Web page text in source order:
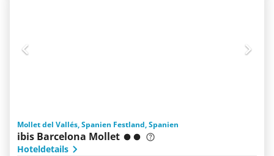
Mollet del Vallés, Spanien Festland, Spanien
ibis Barcelona Mollet
Hoteldetails